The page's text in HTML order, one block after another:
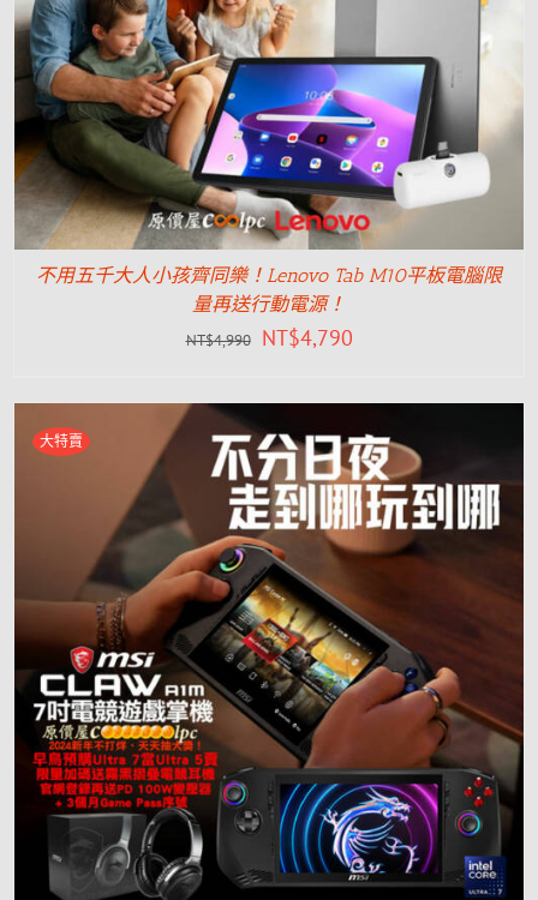
不用五千大人小孩齊同樂！Lenovo Tab M10平板電腦限
量再送行動電源！
NT$4,990 NT$4,790
大特賣